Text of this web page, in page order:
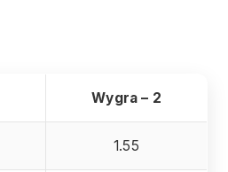
Wygra – 2
1.55